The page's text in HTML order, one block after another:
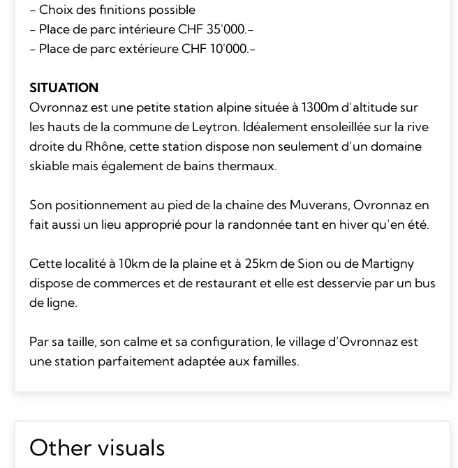
- Choix des finitions possible
- Place de parc intérieure CHF 35'000.-
- Place de parc extérieure CHF 10'000.-
SITUATION
Ovronnaz est une petite station alpine située à 1300m d’altitude sur
les hauts de la commune de Leytron. Idéalement ensoleillée sur la rive
droite du Rhône, cette station dispose non seulement d’un domaine
skiable mais également de bains thermaux.
Son positionnement au pied de la chaine des Muverans, Ovronnaz en
fait aussi un lieu approprié pour la randonnée tant en hiver qu’en été.
Cette localité à 10km de la plaine et à 25km de Sion ou de Martigny
dispose de commerces et de restaurant et elle est desservie par un bus
de ligne.
Par sa taille, son calme et sa configuration, le village d’Ovronnaz est
une station parfaitement adaptée aux familles.
Other visuals